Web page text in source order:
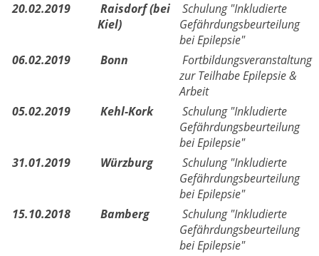
20.02.2019
Raisdorf (bei
Kiel)
Schulung "Inkludierte
Gefährdungsbeurteilung
bei Epilepsie"
06.02.2019
Bonn
Fortbildungsveranstaltung
zur Teilhabe Epilepsie &
Arbeit
05.02.2019
Kehl-Kork
Schulung "Inkludierte
Gefährdungsbeurteilung
bei Epilepsie"
31.01.2019
Würzburg
Schulung "Inkludierte
Gefährdungsbeurteilung
bei Epilepsie"
15.10.2018
Bamberg
Schulung "Inkludierte
Gefährdungsbeurteilung
bei Epilepsie"